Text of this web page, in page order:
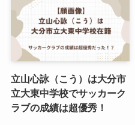
立山心詠（こう）は大分市
立大東中学校でサッカーク
ラブの成績は超優秀！